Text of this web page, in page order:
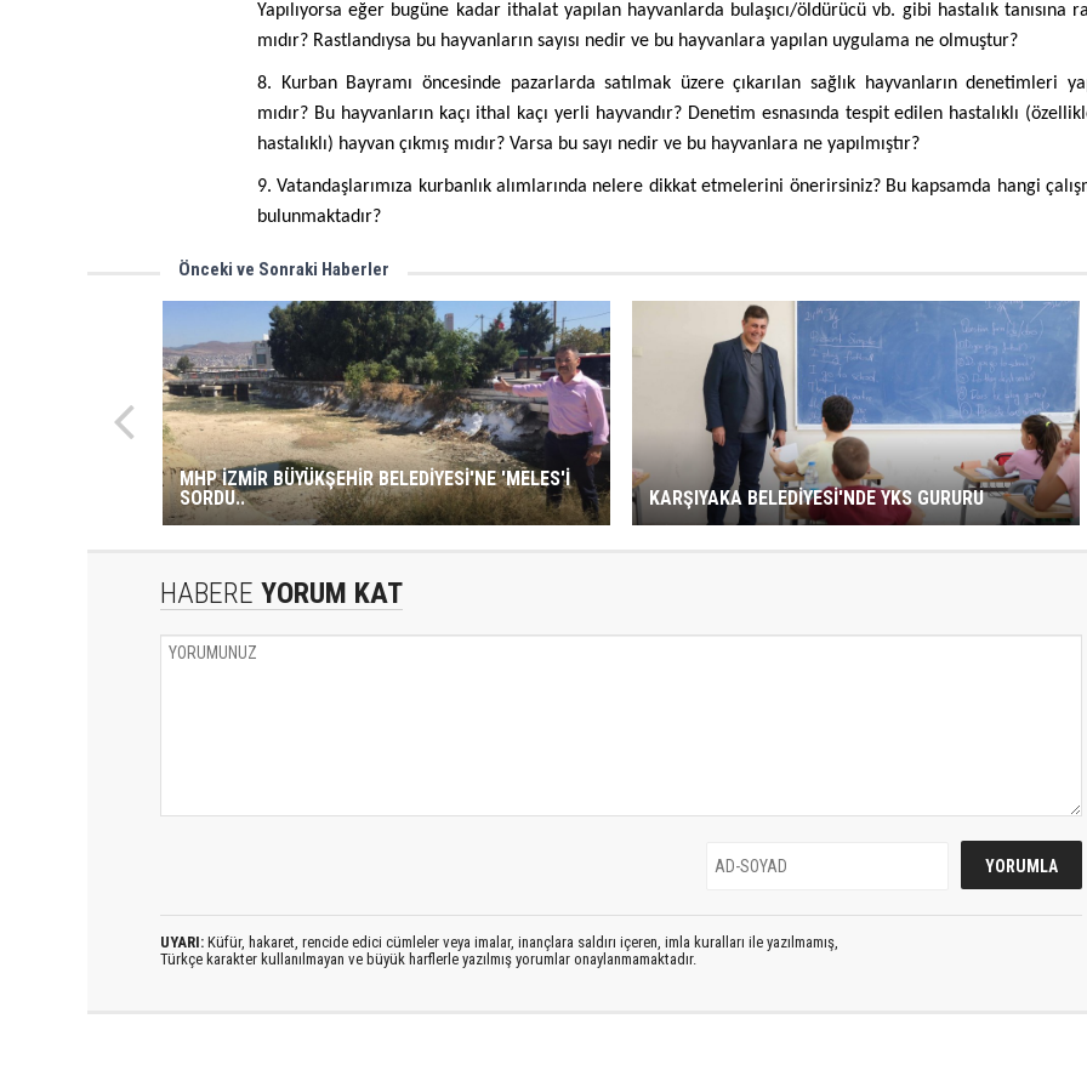
Yapılıyorsa eğer bugüne kadar ithalat yapılan hayvanlarda bulaşıcı/öldürücü vb. gibi hastalık tanısına
mıdır? Rastlandıysa bu hayvanların sayısı nedir ve bu hayvanlara yapılan uygulama ne olmuştur?
8. Kurban Bayramı öncesinde pazarlarda satılmak üzere çıkarılan sağlık hayvanların denetimleri
mıdır? Bu hayvanların kaçı ithal kaçı yerli hayvandır? Denetim esnasında tespit edilen hastalıklı
hastalıklı) hayvan çıkmış mıdır? Varsa bu sayı nedir ve bu hayvanlara ne yapılmıştır?
9. Vatandaşlarımıza kurbanlık alımlarında nelere dikkat etmelerini önerirsiniz? Bu kapsamda hangi
bulunmaktadır?
Önceki ve Sonraki Haberler
MHP İZMİR BÜYÜKŞEHİR BELEDİYESİ'NE 'MELES'İ
SORDU..
KARŞIYAKA BELEDİYESİ'NDE YKS GURURU
HABERE YORUM KAT
UYARI: Küfür, hakaret, rencide edici cümleler veya imalar, inançlara saldırı içeren, imla kuralları ile yazılmamış,
Türkçe karakter kullanılmayan ve büyük harflerle yazılmış yorumlar onaylanmamaktadır.